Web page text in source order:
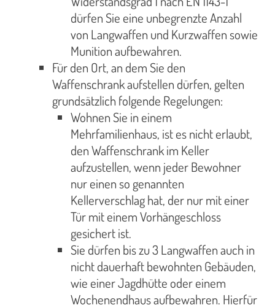
dürfen Sie eine unbegrenzte Anzahl
von Langwaffen und Kurzwaffen sowie
Munition aufbewahren.
Für den Ort, an dem Sie den
Waffenschrank aufstellen dürfen, gelten
grundsätzlich folgende Regelungen:
Wohnen Sie in einem
Mehrfamilienhaus, ist es nicht erlaubt,
den Waffenschrank im Keller
aufzustellen, wenn jeder Bewohner
nur einen so genannten
Kellerverschlag hat, der nur mit einer
Tür mit einem Vorhängeschloss
gesichert ist.
Sie dürfen bis zu 3 Langwaffen auch in
nicht dauerhaft bewohnten Gebäuden,
wie einer Jagdhütte oder einem
Wochenendhaus aufbewahren. Hierfür